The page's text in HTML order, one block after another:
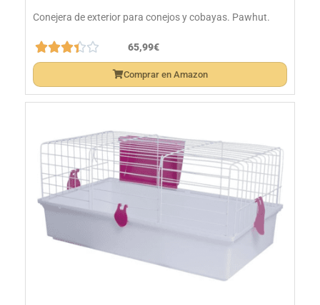
Conejera de exterior para conejos y cobayas. Pawhut.
 65,99€
Comprar en Amazon